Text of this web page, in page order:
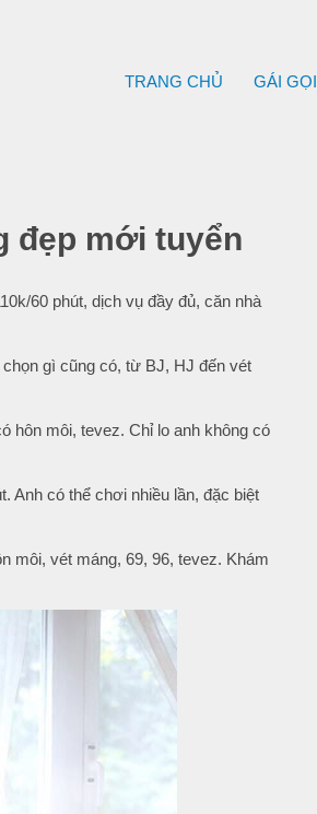
TRANG CHỦ GÁI GỌI
đẹp mới tuyển
60 phút, dịch vụ đầy đủ, căn nhà
gì cũng có, từ BJ, HJ đến vét
hôn môi, tevez. Chỉ lo anh không có
Anh có thể chơi nhiều lần, đặc biệt
môi, vét máng, 69, 96, tevez. Khám